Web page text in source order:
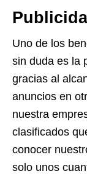
Uno de los
sin duda es la
gracias al
anuncios en
nuestra
clasificados
conocer
solo unos